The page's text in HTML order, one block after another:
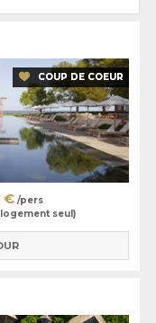
COUP DE COEUR
€ /pers
seul)